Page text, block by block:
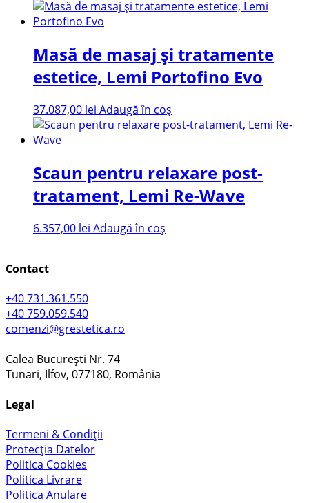
Masă de masaj și tratamente
estetice, Lemi Portofino Evo
37.087,00 lei Adaugă în coș
Scaun pentru relaxare post-
tratament, Lemi Re-Wave
6.357,00 lei Adaugă în coș
Contact
+40 731.361.550
+40 759.059.540
comenzi@grestetica.ro
Calea București Nr. 74
Tunari, Ilfov, 077180, România
Legal
Termeni & Condiții
Protecția Datelor
Politica Cookies
Politica Livrare
Politica Anulare